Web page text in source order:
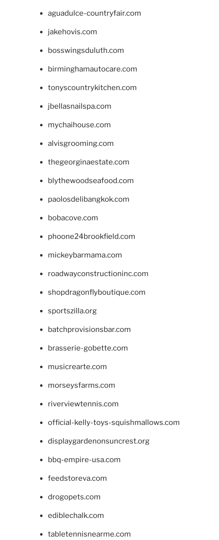
aguadulce-countryfair.com
jakehovis.com
bosswingsduluth.com
birminghamautocare.com
tonyscountrykitchen.com
jbellasnailspa.com
mychaihouse.com
alvisgrooming.com
thegeorginaestate.com
blythewoodseafood.com
paolosdelibangkok.com
bobacove.com
phoone24brookfield.com
mickeybarmama.com
roadwayconstructioninc.com
shopdragonflyboutique.com
sportszilla.org
batchprovisionsbar.com
brasserie-gobette.com
musicrearte.com
morseysfarms.com
riverviewtennis.com
official-kelly-toys-squishmallows.com
displaygardenonsuncrest.org
bbq-empire-usa.com
feedstoreva.com
drogopets.com
ediblechalk.com
tabletennisnearme.com